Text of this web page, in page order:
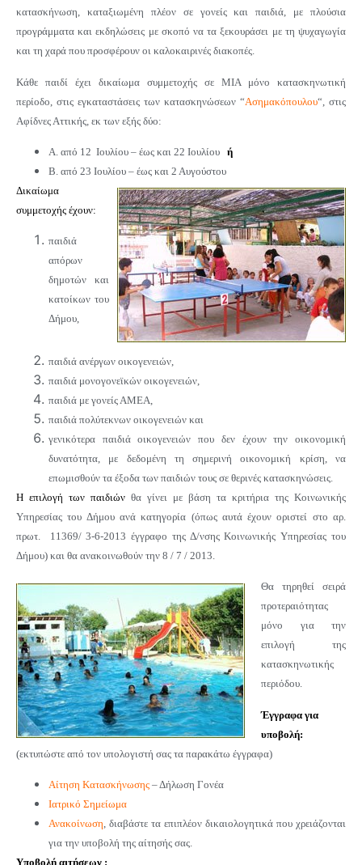
κατασκήνωση, καταξιωμένη πλέον σε γονείς και παιδιά, με πλούσια
προγράμματα και εκδηλώσεις με σκοπό να τα ξεκουράσει με τη ψυχαγωγία
και τη χαρά που προσφέρουν οι καλοκαιρινές διακοπές.
Κάθε παιδί έχει δικαίωμα συμμετοχής σε ΜΙΑ μόνο κατασκηνωτική
περίοδο, στις εγκαταστάσεις των κατασκηνώσεων “Ασημακόπουλου“, στις
Αφίδνες Αττικής , εκ των εξής δύο:
Α. από 12 Ιουλίου – έως και 22 Ιουλίου ή
Β. από 23 Ιουλίου – έως και 2 Αυγούστου
Δικαίωμα
συμμετοχής έχουν:
παιδιά
απόρων
δημοτών και
κατοίκων του
Δήμου,
παιδιά ανέργων οικογενειών,
παιδιά μονογονεϊκών οικογενειών,
παιδιά με γονείς ΑΜΕΑ,
παιδιά πολύτεκνων οικογενειών και
γενικότερα παιδιάοικογενειών που δεν έχουν την οικονομική
δυνατότητα, με δεδομένη τη σημερινή οικονομική κρίση, να
επωμισθούν τα έξοδα των παιδιών τους σε θερινές κατασκηνώσεις.
Η επιλογή των παιδιών θα γίνει με βάση τα κριτήρια της Κοινωνικής
Υπηρεσίας του Δήμου ανά κατηγορία (όπως αυτά έχουν οριστεί στο αρ.
πρωτ. 11369/ 3-6-2013 έγγραφο της Δ/νσης Κοινωνικής Υπηρεσίας του
Δήμου) και θα ανακοινωθούν την 8 / 7 / 2013.
Θα τηρηθεί σειρά
προτεραιότητας
μόνο για την
επιλογή της
κατασκηνωτικής
περιόδου.
Έγγραφα για
υποβολή:
(εκτυπώστε από τον υπολογιστή σας τα παρακάτω έγγραφα)
Αίτηση Κατασκήνωσης – Δήλωση Γονέα
Ιατρικό Σημείωμα
Ανακοίνωση, διαβάστε τα επιπλέον δικαιολογητικά που χρειάζονται
για την υποβολή της αίτησής σας.
Υποβολή αιτήσεων :